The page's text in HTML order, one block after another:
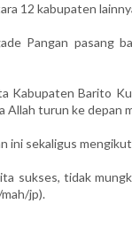
12 kabupaten
Pangan pasang
Kabupaten Barito
Allah turun ke depan
ini sekaligus
sukses, tidak
jp).